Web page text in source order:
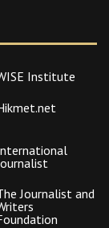
Institute
Journalist and